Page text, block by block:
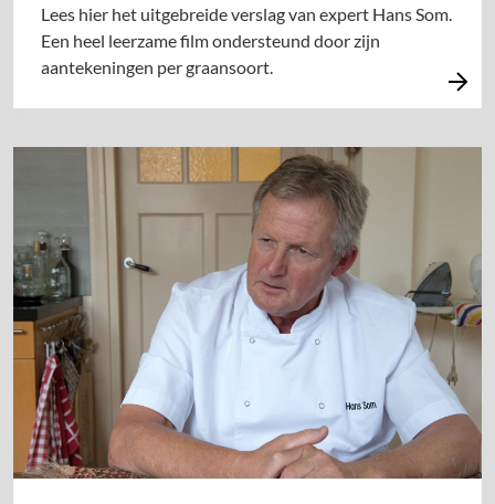
Lees hier het uitgebreide verslag van expert Hans Som.
Een heel leerzame film ondersteund door zijn
aantekeningen per graansoort.